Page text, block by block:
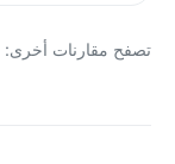
تصفح مقارنات أخرى: